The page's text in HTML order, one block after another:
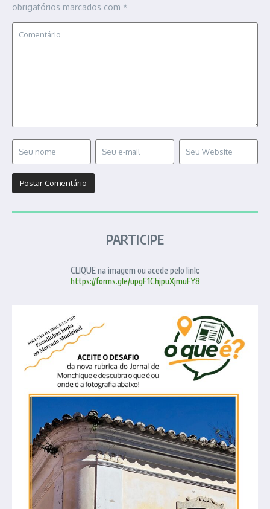
obrigatórios marcados com *
PARTICIPE
CLIQUE na imagem ou acede pelo link:
https://forms.gle/upgF1ChjpuXjmuFY8